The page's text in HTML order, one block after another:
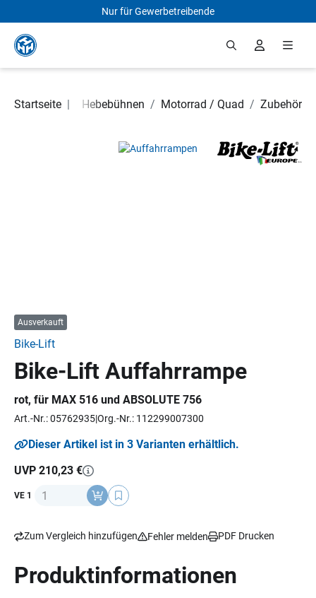
Zum Hauptinhalt springen
Nur für Gewerbetreibende
Startseite |
Hebetechnik Hebebühnen / Motorrad / Quad / Zubehör
Bildergalerie überspringen
Ausverkauft
Bike-Lift
Bike-Lift Auffahrrampe
rot, für MAX 516 und ABSOLUTE 756
Art.-Nr.: 05762935Org.-Nr.: 112299007300
Dieser Artikel ist in 3 Varianten erhältlich.
UVP 210,23 €
VE 1 Anzahl
Zum Vergleich hinzufügen Fehler melden PDF Drucken
Produktinformationen